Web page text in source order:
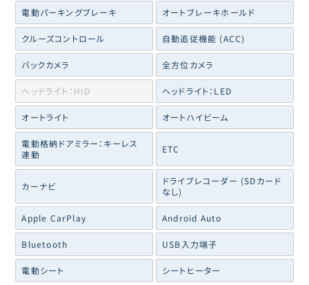
電動パーキングブレーキ オートブレーキホールド
クルーズコントロール 自動追従機能 (ACC)
バックカメラ 全方位カメラ
ヘッドライト：HID ヘッドライト：LED
オートライト オートハイビーム
電動格納ドアミラー：キーレス
連動
ETC
カーナビ
ドライブレコーダー (SDカード
なし)
Apple CarPlay Android Auto
Bluetooth USB入力端子
電動シート シートヒーター